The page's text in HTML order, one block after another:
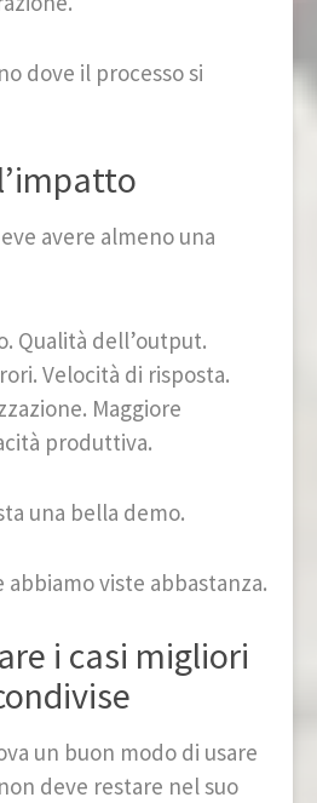
dove il processo si
avere almeno una
Qualità dell’output.
Velocità di risposta.
Maggiore
produttiva.
una bella demo.
abbiamo viste abbastanza.
i casi migliori
un buon modo di usare
deve restare nel suo